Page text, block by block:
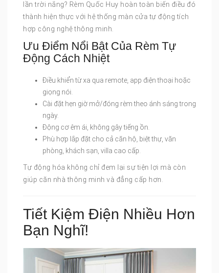
lần trời nắng? Rèm Quốc Huy hoàn toàn biến điều đó
thành hiện thực với hệ thống màn cửa tự động tích
hợp công nghệ thông minh.
Ưu Điểm Nổi Bật Của Rèm Tự
Động Cách Nhiệt
Điều khiển từ xa qua remote, app điện thoại hoặc
giọng nói.
Cài đặt hẹn giờ mở/đóng rèm theo ánh sáng trong
ngày.
Động cơ êm ái, không gây tiếng ồn.
Phù hợp lắp đặt cho cả căn hộ, biệt thự, văn
phòng, khách sạn, villa cao cấp.
Tự động hóa không chỉ đem lại sự tiện lợi mà còn
giúp căn nhà thông minh và đẳng cấp hơn.
Tiết Kiệm Điện Nhiều Hơn
Bạn Nghĩ!